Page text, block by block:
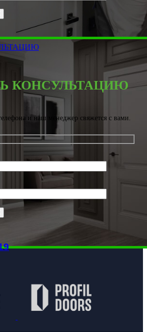
КОНСУЛЬТАЦИЮ
и наш менеджер свяжется с вами.